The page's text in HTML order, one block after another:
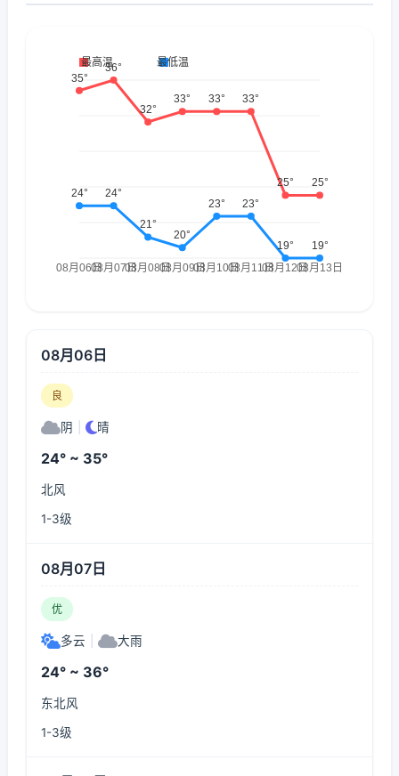
08月06日
良
阴 晴
24° ~ 35°
北风
1-3级
08月07日
优
多云 大雨
24° ~ 36°
东北风
1-3级